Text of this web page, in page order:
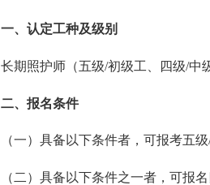
一、认定工种及级别
长期照护师（五级/初级工、四级/中
二、报名条件
（一）具备以下条件者，可报考五
（二）具备以下条件之一者，可报